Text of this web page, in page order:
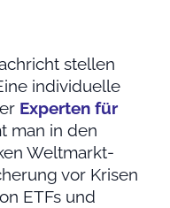
stellen
individuelle
Experten für
man in den
Weltmarkt-
vor Krisen
ETFs und